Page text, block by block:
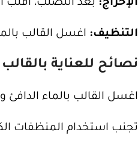
الإخراج: بعد التصلب، اقلب
التنظيف: اغسل القالب
نصائح للعناية بالقالب
اغسل القالب بالماء
تجنب استخدام المنظفات